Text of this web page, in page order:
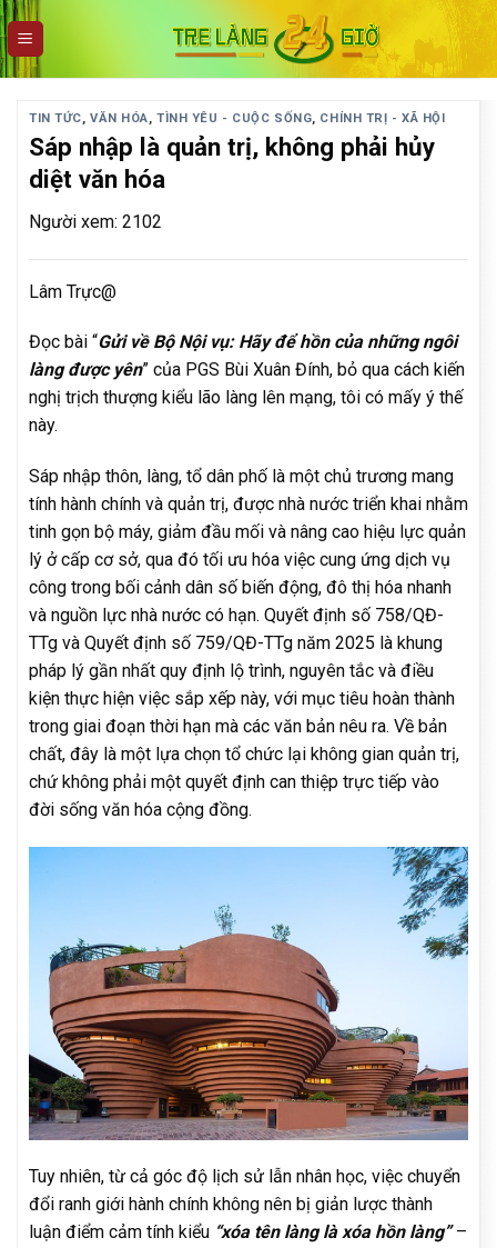
Skip
to
content
TIN TỨC,VĂN HÓA,TÌNH YÊU - CUỘC SỐNG, CHÍNH TRỊ - XÃ HỘI
Sáp nhập là quản trị, không phải hủy
diệt văn hóa
Người xem: 2102
Lâm Trực@
Đọc bài “Gửi về Bộ Nội vụ: Hãy để hồn của những ngôi
làng được yên” của PGS Bùi Xuân Đính, bỏ qua cách kiến
nghị trịch thượng kiểu lão làng lên mạng, tôi có mấy ý thế
này.
Sáp nhập thôn, làng, tổ dân phố là một chủ trương mang
tính hành chính và quản trị, được nhà nước triển khai nhằm
tinh gọn bộ máy, giảm đầu mối và nâng cao hiệu lực quản
lý ở cấp cơ sở, qua đó tối ưu hóa việc cung ứng dịch vụ
công trong bối cảnh dân số biến động, đô thị hóa nhanh
và nguồn lực nhà nước có hạn. Quyết định số 758/QĐ-
TTg và Quyết định số 759/QĐ-TTg năm 2025 là khung
pháp lý gần nhất quy định lộ trình, nguyên tắc và điều
kiện thực hiện việc sắp xếp này, với mục tiêu hoàn thành
trong giai đoạn thời hạn mà các văn bản nêu ra. Về bản
chất, đây là một lựa chọn tổ chức lại không gian quản trị,
chứ không phải một quyết định can thiệp trực tiếp vào
đời sống văn hóa cộng đồng.
Tuy nhiên, từ cả góc độ lịch sử lẫn nhân học, việc chuyển
đổi ranh giới hành chính không nên bị giản lược thành
luận điểm cảm tính kiểu “xóa tên làng là xóa hồn làng”–